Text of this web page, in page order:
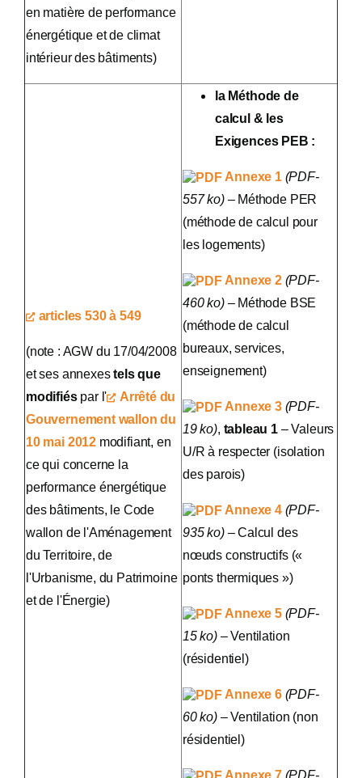
en matière de performance
énergétique et de climat
intérieur des bâtiments)
articles 530 à 549
(note : AGW du 17/04/2008
et ses annexestels que
modifiés par l'
Arrêté du
Gouvernement wallon du
10 mai 2012 modifiant, en
ce qui concerne la
performance énergétique
des bâtiments, le Code
wallon de l'Aménagement
du Territoire, de
l'Urbanisme, du Patrimoine
et de l'Énergie)
la Méthode de
calcul & les
Exigences PEB :
Annexe 1(PDF-
557 ko)– Méthode PER
(méthode de calcul pour
les logements)
Annexe 2(PDF-
460 ko)– Méthode BSE
(méthode de calcul
bureaux, services,
enseignement)
Annexe 3(PDF-
19 ko), tableau 1– Valeurs
U/R à respecter (isolation
des parois)
Annexe 4(PDF-
935 ko)– Calcul des
nœuds constructifs («
ponts thermiques »)
Annexe 5(PDF-
15 ko)– Ventilation
(résidentiel)
Annexe 6(PDF-
60 ko)– Ventilation (non
résidentiel)
Annexe 7(PDF-